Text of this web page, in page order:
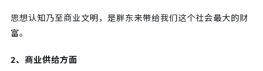
思想认知乃至商业文明，是胖东来带给我们这个社会最大的财
富。
2、商业供给方面